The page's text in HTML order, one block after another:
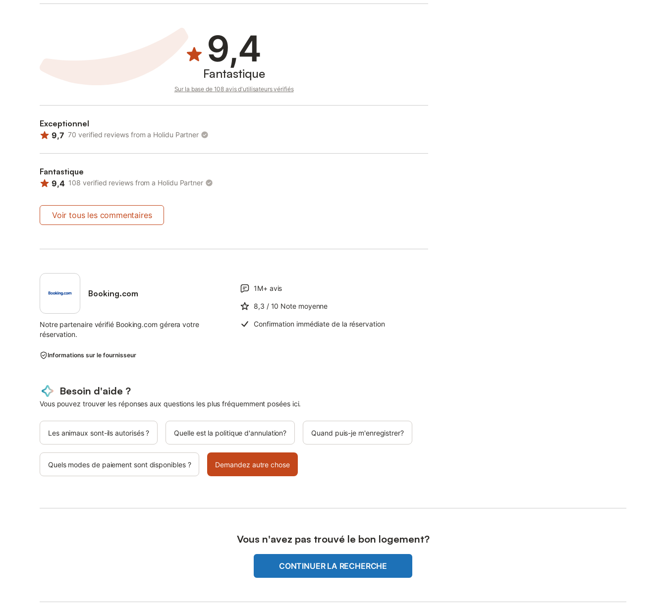
9,4
Fantastique
Sur la base de 108 avis d'utilisateurs vérifiés
Exceptionnel
9,7 70 verified reviews from a Holidu Partner
Fantastique
9,4 108 verified reviews from a Holidu Partner
Voir tous les commentaires
Booking.com
Notre partenaire vérifié Booking.com gérera votre
réservation.
1M+ avis
8,3 / 10 Note moyenne
Confirmation immédiate de la réservation
Informations sur le fournisseur
Besoin d'aide ?
Vous pouvez trouver les réponses aux questions les plus fréquemment posées ici.
Les animaux sont-ils autorisés ? Quelle est la politique d'annulation? Quand puis-je m'enregistrer?
Quels modes de paiement sont disponibles ? Demandez autre chose
Vous n'avez pas trouvé le bon logement?
CONTINUER LA RECHERCHE